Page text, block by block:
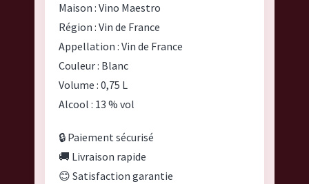
Maison : Vino Maestro
Région : Vin de France
Appellation : Vin de France
Couleur : Blanc
Volume : 0,75 L
Alcool : 13 % vol
🔒 Paiement sécurisé
🚚 Livraison rapide
😊 Satisfaction garantie